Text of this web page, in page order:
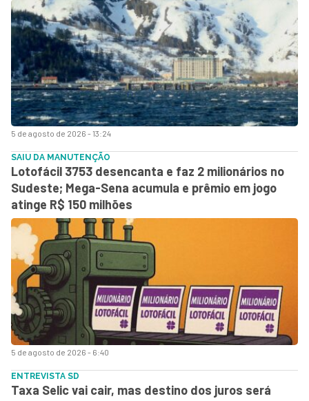
5 de agosto de 2026 - 13:24
5 de agosto de 2026 - 6:40
SAIU DA MANUTENÇÃO
Lotofácil 3753 desencanta e faz 2 milionários no
Sudeste; Mega-Sena acumula e prêmio em jogo
atinge R$ 150 milhões
ENTREVISTA SD
Taxa Selic vai cair, mas destino dos juros será